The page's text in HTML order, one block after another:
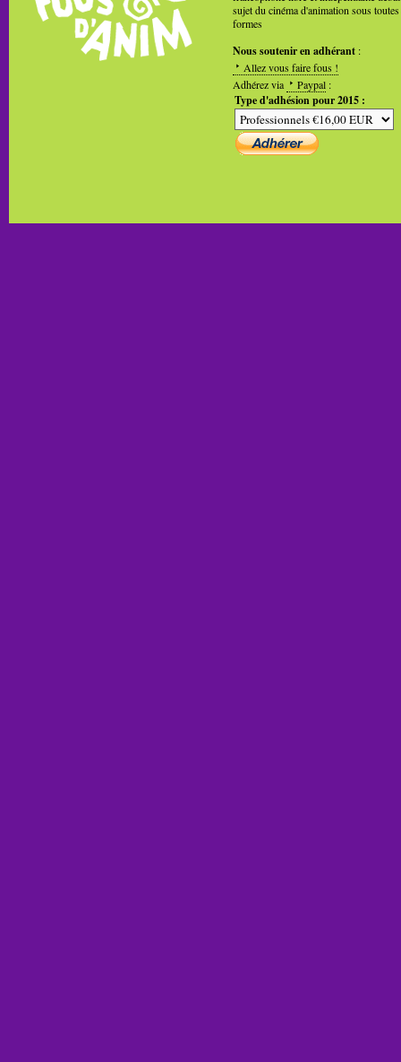
sujet du cinéma d'animation sous toutes
formes
Nous soutenir en adhérant :
Allez vous faire fous !
Adhérez via
Paypal :
Type d'adhésion pour 2015 :